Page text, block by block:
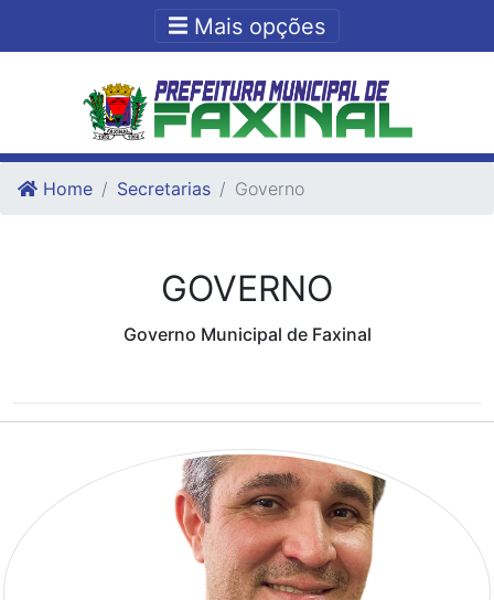
Ir para o fim do conteudo
Mais opções
Home Secretarias Governo
GOVERNO
Governo Municipal de Faxinal